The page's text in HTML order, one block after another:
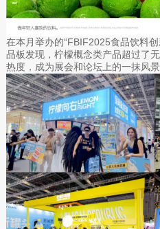
在本月举办的“FBIF2025食品饮料
品板发现，柠檬概念类产品超过了
热度，成为展会和论坛上的一抹风景